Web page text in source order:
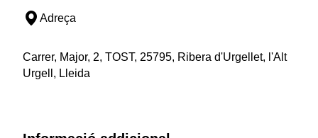
Adreça
Carrer, Major, 2, TOST, 25795, Ribera d'Urgellet, l'Alt
Urgell, Lleida